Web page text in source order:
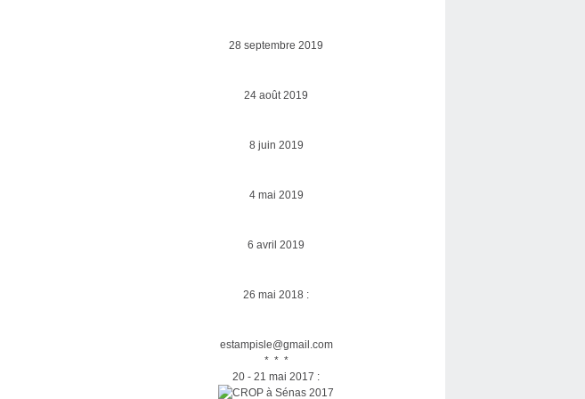
28 septembre 2019
24 août 2019
8 juin 2019
4 mai 2019
6 avril 2019
26 mai 2018 :
estampisle@gmail.com
* * *
20 - 21 mai 2017 :